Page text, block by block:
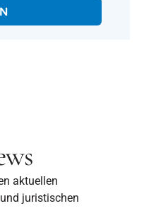
aktuellen
juristischen